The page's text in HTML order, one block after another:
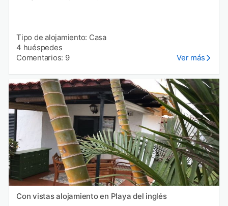
Tipo de alojamiento: Casa
4 huéspedes
Comentarios: 9
Ver más
Con vistas alojamiento en Playa del inglés